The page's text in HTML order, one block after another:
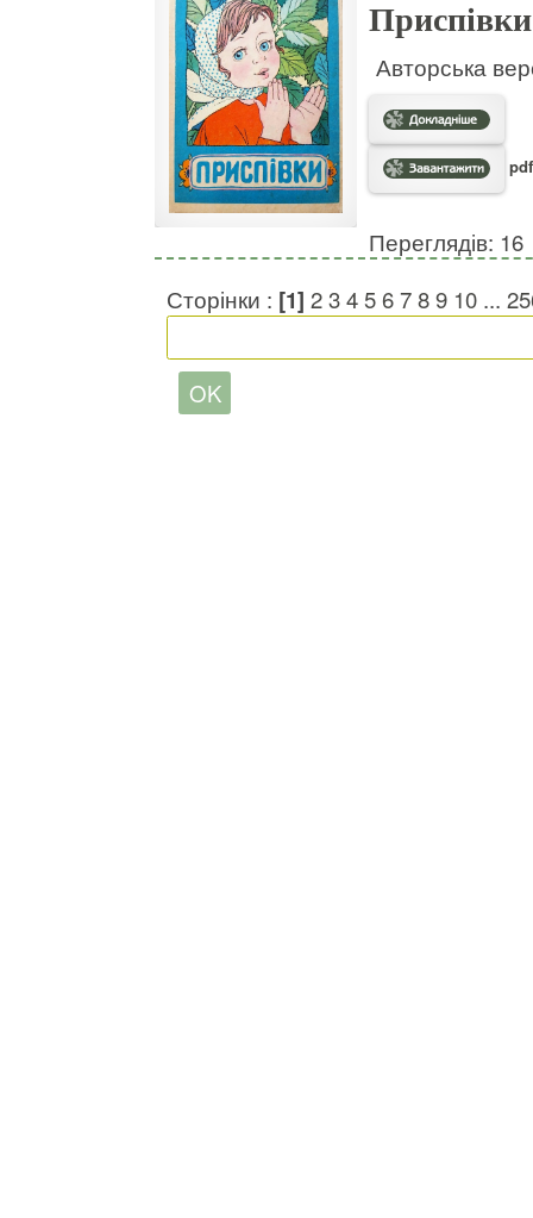
Приспівки
Авторська
Переглядів: 16
Сторінки : [1] 23456789 10 ...